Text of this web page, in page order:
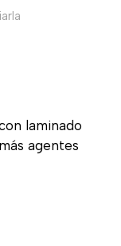
laminado
agentes